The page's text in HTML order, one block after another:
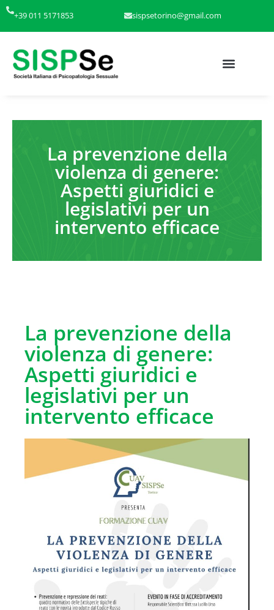
+39 011 5171853 sispsetorino@gmail.com
La prevenzione della
violenza di genere:
Aspetti giuridici e
legislativi per un
intervento efficace
La prevenzione della
violenza di genere:
Aspetti giuridici e
legislativi per un
intervento efficace